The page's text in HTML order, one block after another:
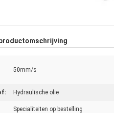
50mm/s
Hydraulische olie
Specialiteiten op bestelling